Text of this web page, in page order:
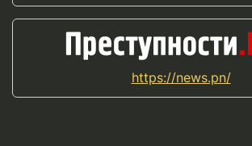
https://news.pn/